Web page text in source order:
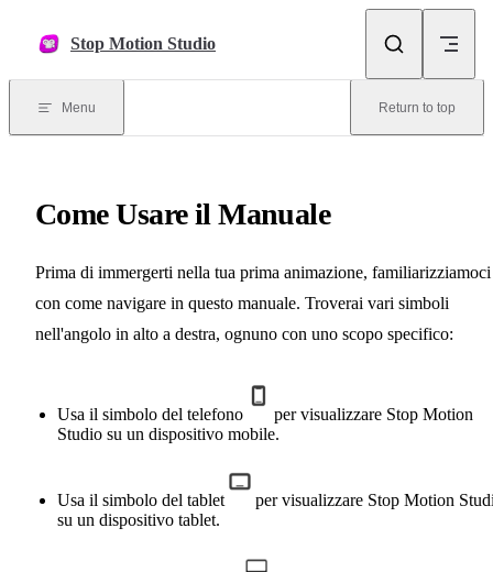
Stop Motion Studio
Menu Return to top
Come Usare il Manuale
Prima di immergerti nella tua prima animazione, familiarizziamoci
con come navigare in questo manuale. Troverai vari simboli
nell'angolo in alto a destra, ognuno con uno scopo specifico:
Usa il simbolo del telefono
per visualizzare Stop Motion
Studio su un dispositivo mobile.
Usa il simbolo del tablet
per visualizzare Stop Motion
su un dispositivo tablet.